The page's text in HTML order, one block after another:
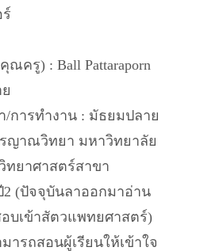
ณครู) : Ball Pattaraporn
การทำงาน : มัธยมปลาย
รญาณวิทยา มหาวิทยาลัย
ยาศาสตร์สาขา
2 (ปัจจุบันลาออกมาอ่าน
บเข้าสัตวแพทยศาสตร์)
ารถสอนผู้เรียนให้เข้าใจ